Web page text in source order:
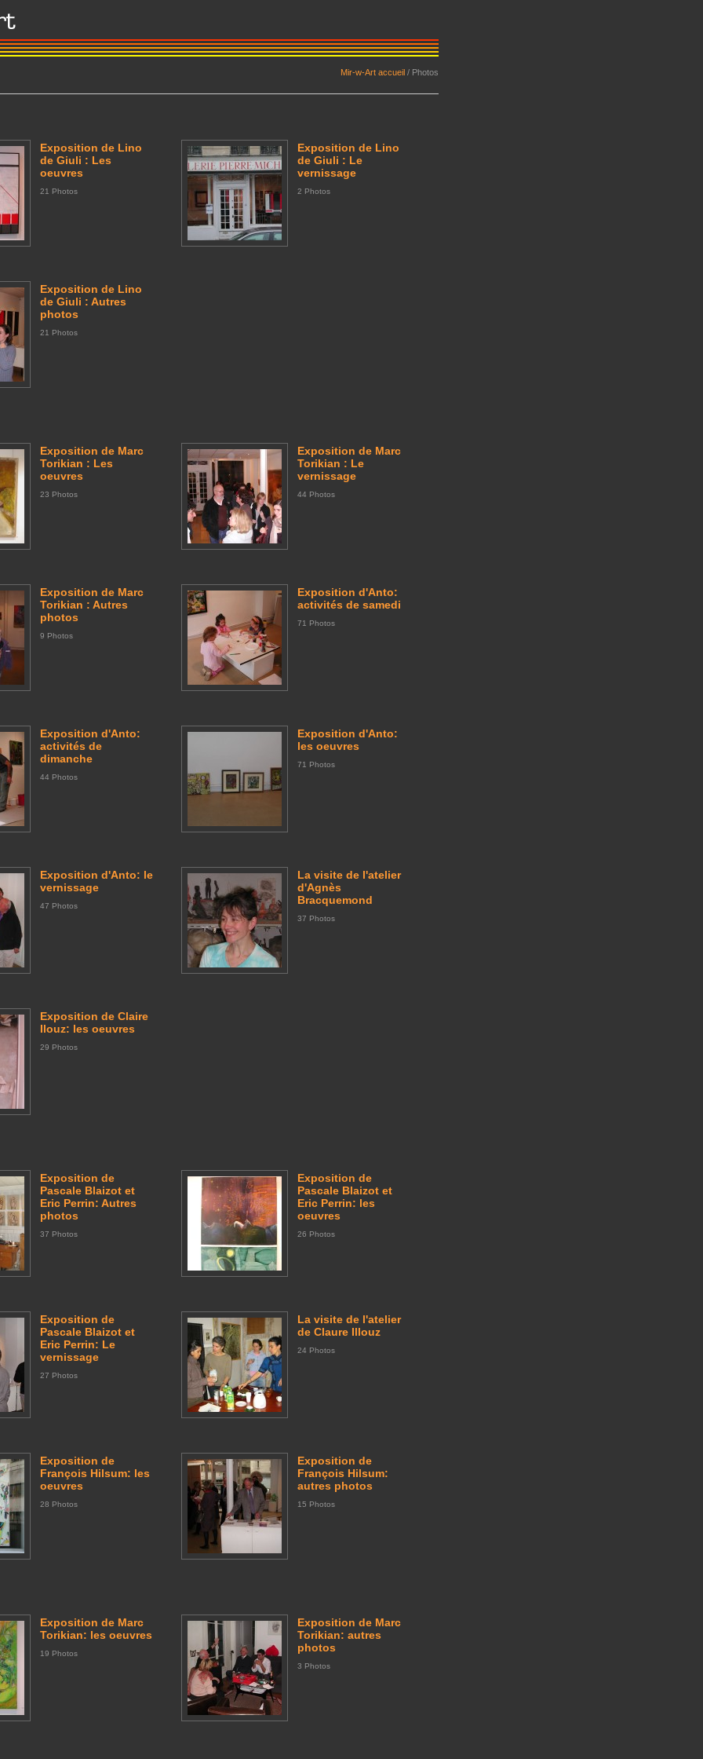
Mir-w-Art accueil / Photos
Exposition de Lino
de Giuli : Les
oeuvres
21 Photos
Exposition de Lino
de Giuli : Le
vernissage
2 Photos
Exposition de Lino
de Giuli : Autres
photos
21 Photos
Exposition de Marc
Torikian : Les
oeuvres
23 Photos
Exposition de Marc
Torikian : Le
vernissage
44 Photos
Exposition de Marc
Torikian : Autres
photos
9 Photos
Exposition d'Anto:
activités de samedi
71 Photos
Exposition d'Anto:
activités de
dimanche
44 Photos
Exposition d'Anto:
les oeuvres
71 Photos
Exposition d'Anto: le
vernissage
47 Photos
La visite de l'atelier
d'Agnès
Bracquemond
37 Photos
Exposition de Claire
Ilouz: les oeuvres
29 Photos
Exposition de
Pascale Blaizot et
Eric Perrin: Autres
photos
37 Photos
Exposition de
Pascale Blaizot et
Eric Perrin: les
oeuvres
26 Photos
Exposition de
Pascale Blaizot et
Eric Perrin: Le
vernissage
27 Photos
La visite de l'atelier
de Claure Illouz
24 Photos
Exposition de
François Hilsum: les
oeuvres
28 Photos
Exposition de
François Hilsum:
autres photos
15 Photos
Exposition de Marc
Torikian: les oeuvres
19 Photos
Exposition de Marc
Torikian: autres
photos
3 Photos